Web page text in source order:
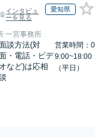
インタビュ
ーを見る
愛知県
一宮事務所
談方法(対
・電話・ビデ
オなど)は応相
営業時間：0
9:00~18:00
（平日）